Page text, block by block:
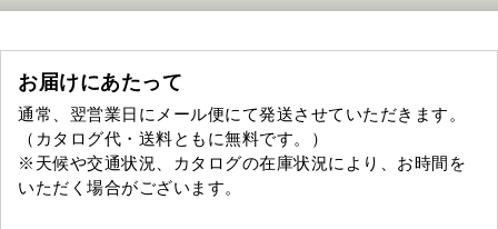
お届けにあたって
通常、翌営業日にメール便にて発送させていただきます。
（カタログ代・送料ともに無料です。）
※天候や交通状況、カタログの在庫状況により、お時間を
いただく場合がございます。